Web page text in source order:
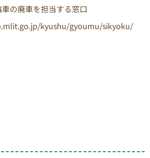
の廃車を担当する窓口
kyushu/gyoumu/sikyoku/